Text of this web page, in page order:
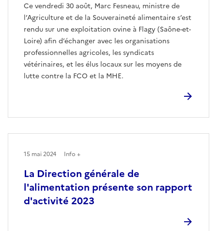
Ce vendredi 30 août, Marc Fesneau, ministre de
l’Agriculture et de la Souveraineté alimentaire s’est
rendu sur une exploitation ovine à Flagy (Saône-et-
Loire) afin d’échanger avec les organisations
professionnelles agricoles, les syndicats
vétérinaires, et les élus locaux sur les moyens de
lutte contre la FCO et la MHE.
La Direction générale de
l'alimentation présente son rapport
d'activité 2023
15 mai 2024 Info +